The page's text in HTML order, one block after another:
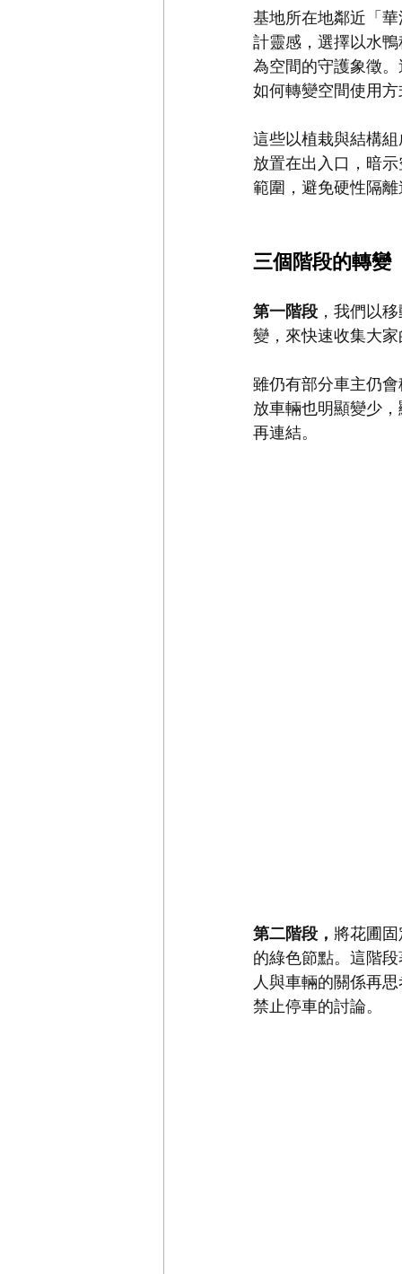
基地所在地鄰近「
計靈感，選擇以水
為空間的守護象徵
如何轉變空間使用
這些以植栽與結構
放置在出入口，暗
範圍，避免硬性隔
三個階段的轉變
第一階段 ，我們以
變，來快速收集大
雖仍有部分車主仍
放車輛也明顯變少
再連結。
第二階段， 將花圃
的綠色節點。這階
人與車輛的關係再
禁止停車的討論。